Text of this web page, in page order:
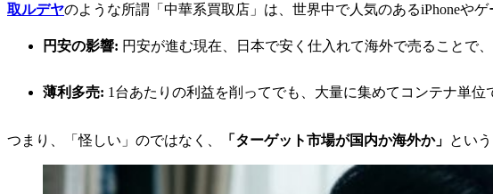
取ルデヤのような所謂「中華系買取店」は、世界中で人気のあるiPhoneや
円安の影響: 円安が進む現在、日本で安く仕入れて海外で売ることで
薄利多売: 1台あたりの利益を削ってでも、大量に集めてコンテナ単
つまり、「怪しい」のではなく、 「ターゲット市場が国内か海外か」 とい